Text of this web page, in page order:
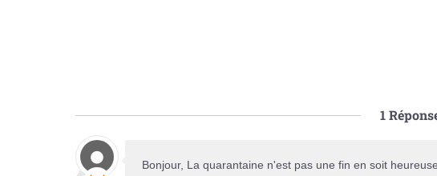
1
Bonjour, La quarantaine n'est pas une fin en soit